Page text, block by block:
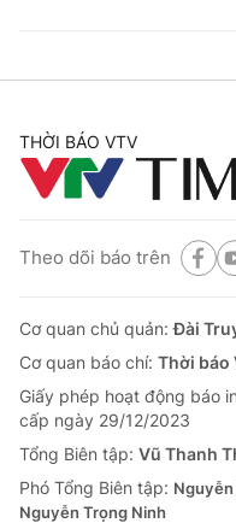
THỜI BÁO VTV
Theo dõi báo trên
Cơ quan chủ quản:Đài
Cơ quan báo chí: Thời báo
Giấy phép hoạt động báo
cấp ngày 29/12/2023
Tổng Biên tập: Vũ Thanh
Phó Tổng Biên tập: Nguyễn
Nguyễn Trọng Ninh